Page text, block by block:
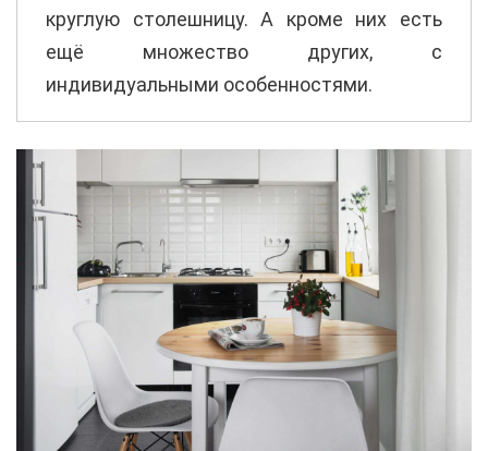
круглую столешницу. А кроме них есть
ещё множество других, с
индивидуальными особенностями.